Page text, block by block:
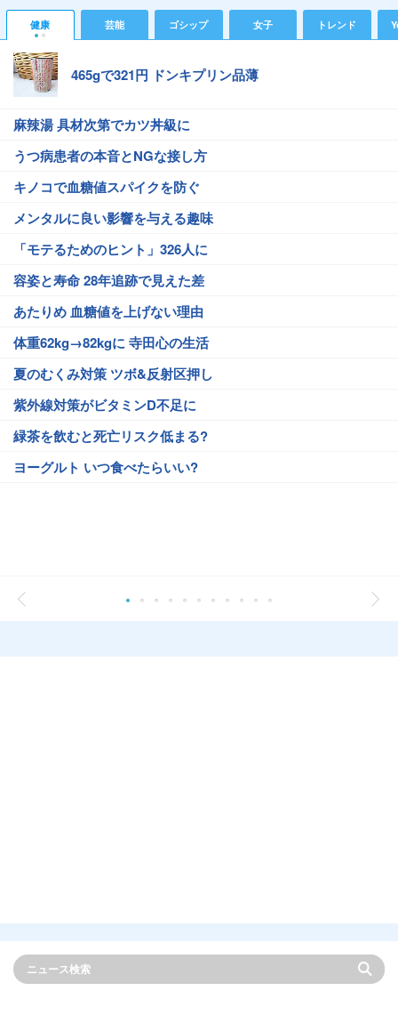
健康 芸能 ゴシップ 女子 トレンド
465gで321円 ドンキプリン品薄
麻辣湯 具材次第でカツ丼級に
うつ病患者の本音とNGな接し方
キノコで血糖値スパイクを防ぐ
メンタルに良い影響を与える趣味
「モテるためのヒント」326人に
容姿と寿命 28年追跡で見えた差
あたりめ 血糖値を上げない理由
体重62kg→82kgに 寺田心の生活
夏のむくみ対策 ツボ&反射区押し
紫外線対策がビタミンD不足に
緑茶を飲むと死亡リスク低まる?
ヨーグルト いつ食べたらいい?